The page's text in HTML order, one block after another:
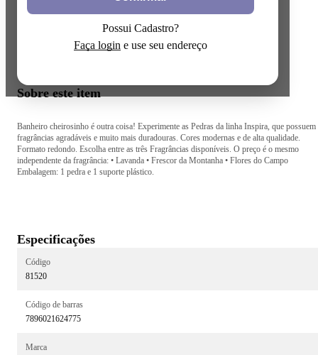
Possui Cadastro?
Faça login e use seu endereço
Sobre este item
Banheiro cheirosinho é outra coisa! Experimente as Pedras da linha Inspira, que possuem
fragrâncias agradáveis e muito mais duradouras. Cores modernas e de alta qualidade.
Formato redondo. Escolha entre as três Fragrâncias disponíveis. O preço é o mesmo
independente da fragrância: • Lavanda • Frescor da Montanha • Flores do Campo
Embalagem: 1 pedra e 1 suporte plástico.
Especificações
Código
81520
Código de barras
7896021624775
Marca